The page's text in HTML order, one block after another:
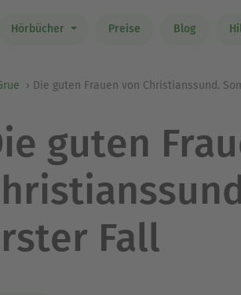
Hörbücher Preise Blog
Die guten Frauen von Christianssund.
guten
Fall